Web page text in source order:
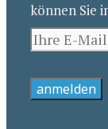
können Sie